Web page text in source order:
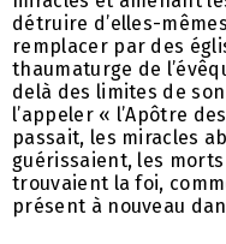
détruire d’elles-
remplacer par des
thaumaturge de
delà des limites de
l’appeler « l’Apôtre
passait, les miracles
guérissaient, les
trouvaient la foi,
présent à nouveau